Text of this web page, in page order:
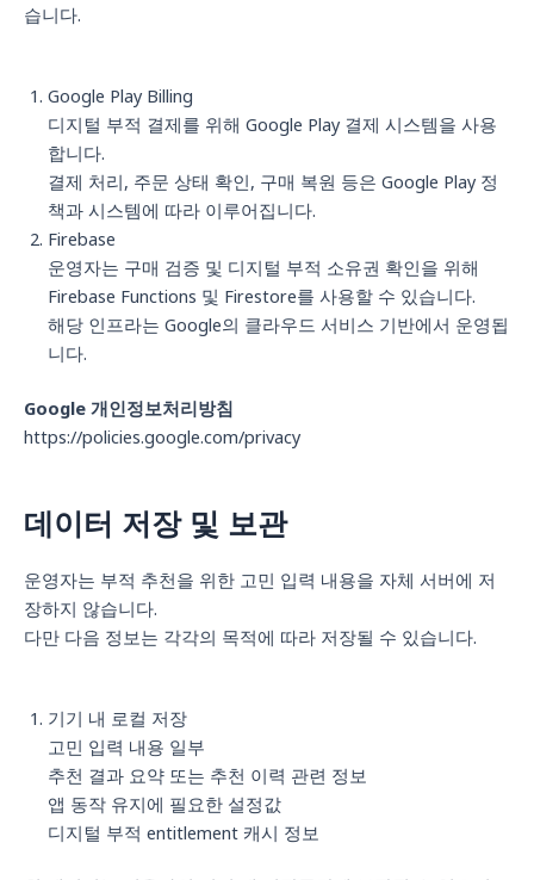
습니다.
Google Play Billing
디지털 부적 결제를 위해 Google Play 결제 시스템을 사용
합니다.
결제 처리, 주문 상태 확인, 구매 복원 등은 Google Play 정
책과 시스템에 따라 이루어집니다.
Firebase
운영자는 구매 검증 및 디지털 부적 소유권 확인을 위해
Firebase Functions 및 Firestore를 사용할 수 있습니다.
해당 인프라는 Google의 클라우드 서비스 기반에서 운영됩
니다.
Google 개인정보처리방침
https://policies.google.com/privacy
데이터 저장 및 보관
운영자는 부적 추천을 위한 고민 입력 내용을 자체 서버에 저
장하지 않습니다.
다만 다음 정보는 각각의 목적에 따라 저장될 수 있습니다.
기기 내 로컬 저장
고민 입력 내용 일부
추천 결과 요약 또는 추천 이력 관련 정보
앱 동작 유지에 필요한 설정값
디지털 부적 entitlement 캐시 정보